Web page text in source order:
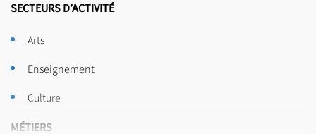
SECTEURS D’ACTIVITÉ
Arts
Enseignement
Culture
MÉTIERS